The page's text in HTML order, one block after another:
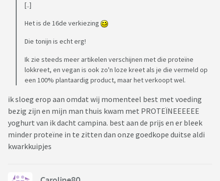
[..]
Het is de 16de verkiezing
Die tonijn is echt erg!
Ik zie steeds meer artikelen verschijnen met die proteïne
lokkreet, en vegan is ook zo'n loze kreet als je die vermeld op
een 100% plantaardig product, maar het verkoopt wel.
ik sloeg erop aan omdat wij momenteel best met voeding
bezig zijn en mijn man thuis kwam met PROTEÏNEEEEEE
yoghurt van ik dacht campina. best aan de prijs en er bleek
minder proteïne in te zitten dan onze goedkope duitse aldi
kwarkkuipjes